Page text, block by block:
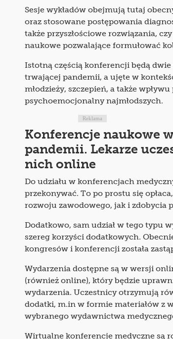
Sesje wykładów obejmują tutaj
oraz stosowane postępowania
także przyszłościowe rozwiązania,
naukowe pozwalające formułować
Istotną częścią konferencji będą
trwającej pandemii, a ujęte w
młodzieży, szczepień, a także
psychoemocjonalny najmłodszych.
Reklama
Konferencje naukowe
pandemii. Lekarze
nich online
Do udziału w konferencjach
przekonywać. To po prostu się
rozwoju zawodowego, jak i zdobycia
Dodatkowo, sam udział w tego typu
szereg korzyści dodatkowych.
kongresów i konferencji została
Wydarzenia dostępne są w wersji
(również online), który będzie
wydarzenia. Uczestnicy otrzymują
dodatki, m.in w formie materiałów z
wybranego wydawnictwa
Wirtualne konferencje medyczne są